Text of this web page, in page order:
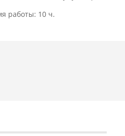
работы: 10 ч.